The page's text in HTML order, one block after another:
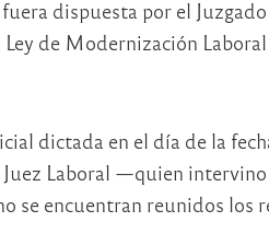
dispuesta por el
de Modernización
dictada en el día de la
Laboral —quien
se encuentran reunidos los